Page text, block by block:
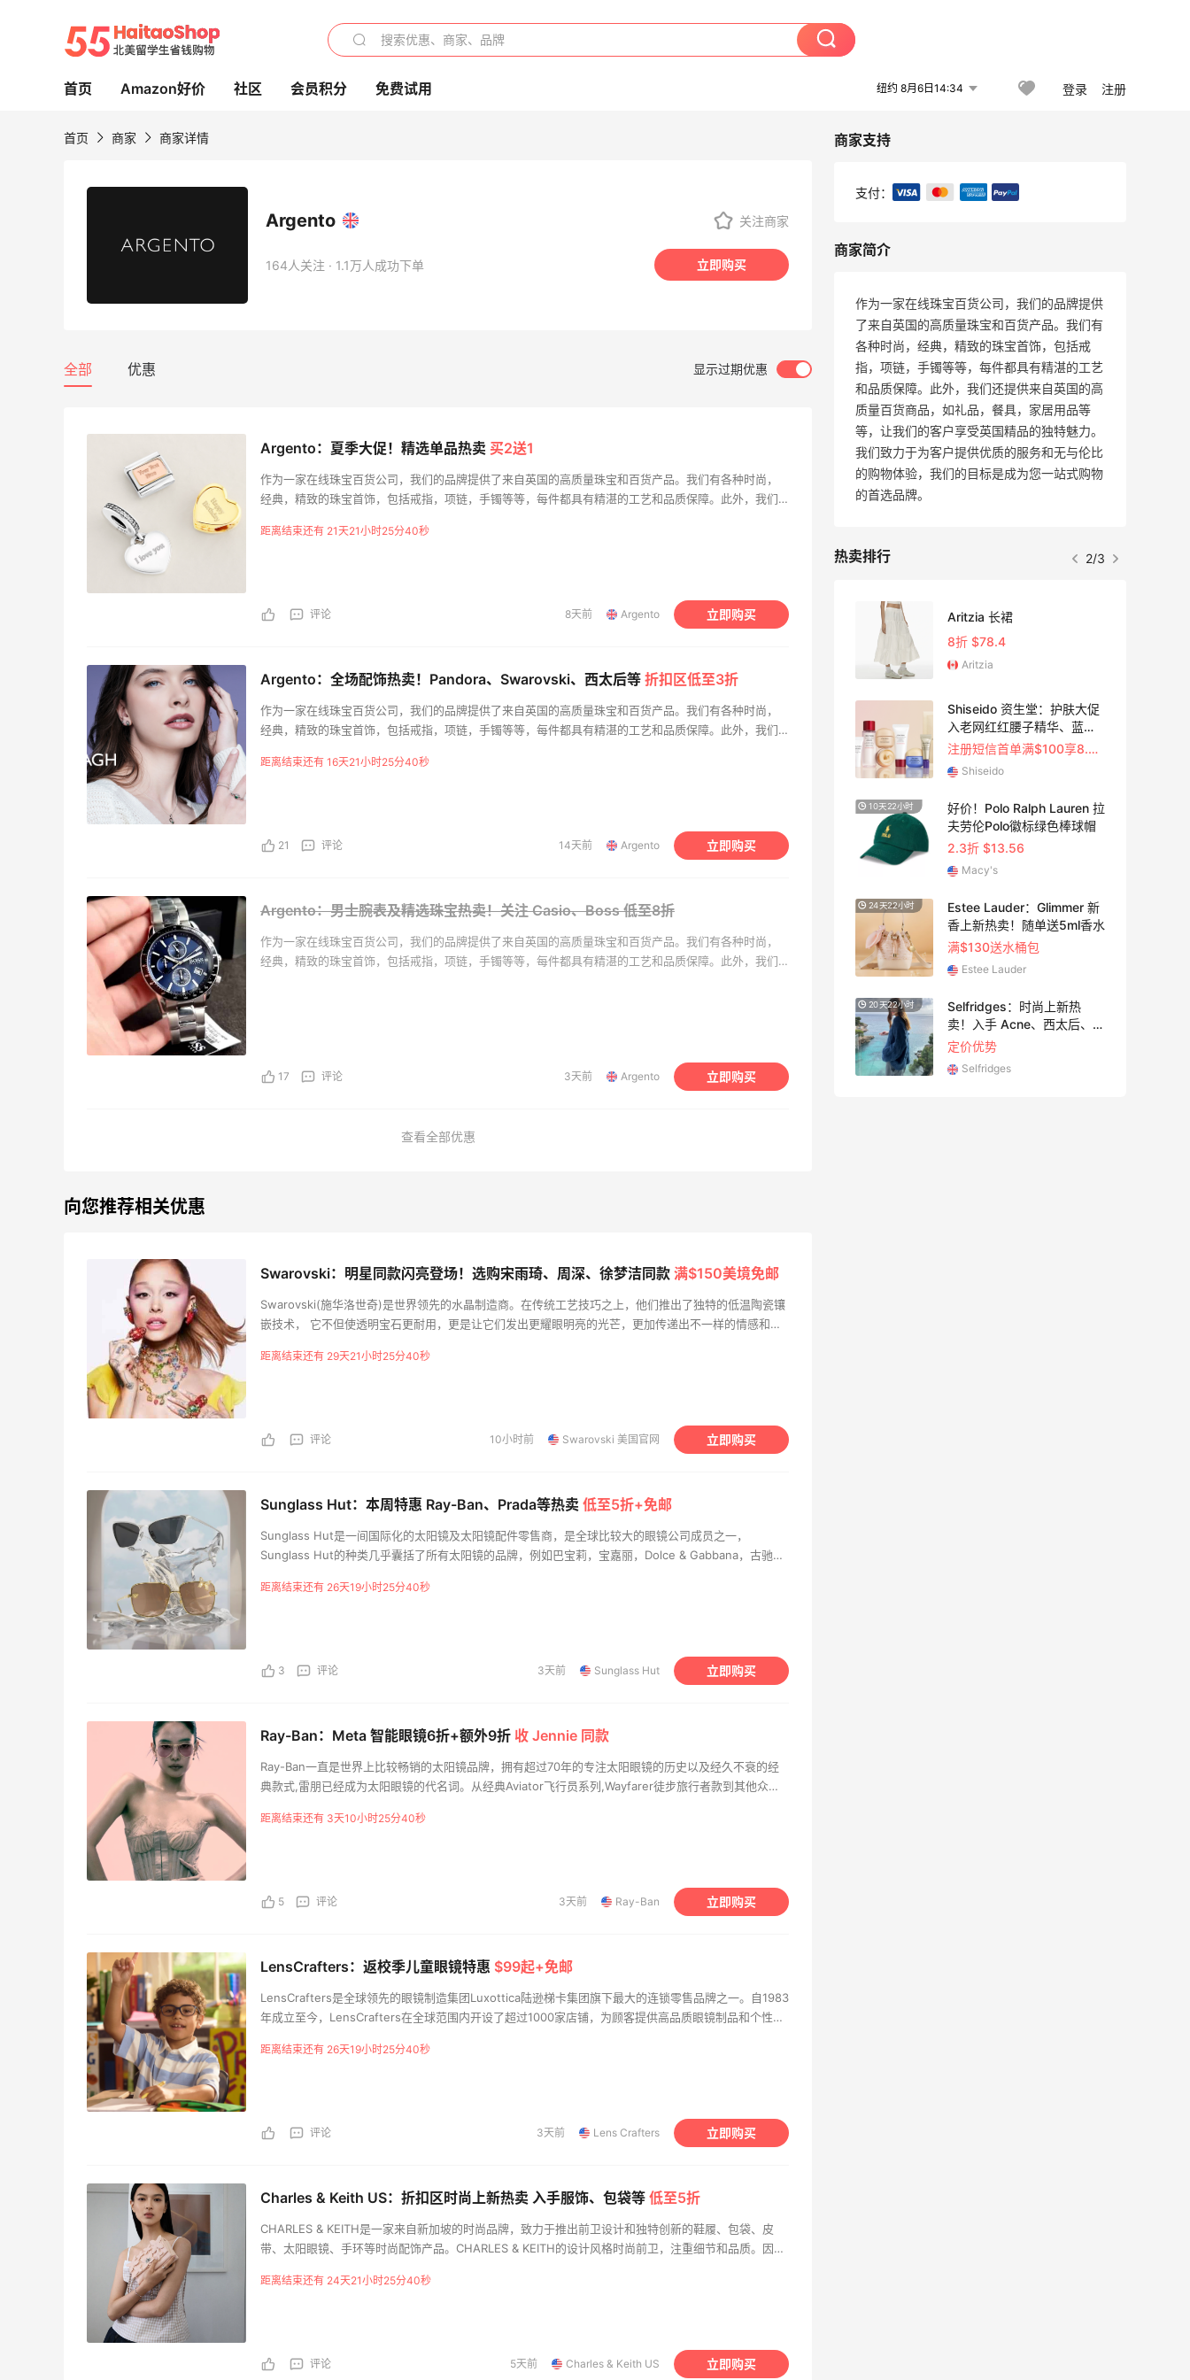
首页 Amazon好价 社区 会员积分 免费试用 纽约 8月6日14:34 登录 注册
首页 商家 商家详情
Argento 关注商家
164人关注 · 1.1万人成功下单 立即购买
全部 优惠 显示过期优惠
Argento：夏季大促！精选单品热卖 买2送1
作为一家在线珠宝百货公司，我们的品牌提供了来自英国的高质量珠宝和百货产品。我们有各种时尚，
经典，精致的珠宝首饰，包括戒指，项链，手镯等等，每件都具有精湛的工艺和品质保障。此外，我们
魅力。我们致力于为客户提供优质的服务和无与伦比的购物体验，我们的目标是成为您一站式购物的首
距离结束还有 21天21小时25分39秒
评论 8天前 Argento 立即购买
Argento：全场配饰热卖！Pandora、Swarovski、西太后等 折扣区低至3折
作为一家在线珠宝百货公司，我们的品牌提供了来自英国的高质量珠宝和百货产品。我们有各种时尚，
经典，精致的珠宝首饰，包括戒指，项链，手镯等等，每件都具有精湛的工艺和品质保障。此外，我们
魅力。我们致力于为客户提供优质的服务和无与伦比的购物体验，我们的目标是成为您一站式购物的首
距离结束还有 16天21小时25分39秒
21 评论 14天前 Argento 立即购买
Argento：男士腕表及精选珠宝热卖！关注 Casio、Boss低至8折
作为一家在线珠宝百货公司，我们的品牌提供了来自英国的高质量珠宝和百货产品。我们有各种时尚，
经典，精致的珠宝首饰，包括戒指，项链，手镯等等，每件都具有精湛的工艺和品质保障。此外，我们
17 评论 3天前 Argento 立即购买
查看全部优惠
向您推荐相关优惠
Swarovski：明星同款闪亮登场！选购宋雨琦、周深、徐梦洁同款 满$150美境免邮
Swarovski(施华洛世奇)是世界领先的水晶制造商。在传统工艺技巧之上，他们推出了独特的低温陶瓷镶
嵌技术， 它不但使透明宝石更耐用，更是让它们发出更耀眼明亮的光芒，更加传递出不一样的情感和爱
列。这些首饰线条简洁，造型典雅，结合了时尚与现代元素，不仅适合每位热爱时尚的女性，还可成为
距离结束还有 29天21小时25分39秒
评论 10小时前 Swarovski 美国官网 立即购买
Sunglass Hut：本周特惠 Ray-Ban、Prada等热卖 低至5折+免邮
Sunglass Hut是一间国际化的太阳镜及太阳镜配件零售商，是全球比较大的眼镜公司成员之一，
Sunglass Hut的种类几乎囊括了所有太阳镜的品牌，例如巴宝莉，宝嘉丽，Dolce & Gabbana，古驰，
距离结束还有 26天19小时25分39秒
3 评论 3天前 Sunglass Hut 立即购买
Ray-Ban：Meta 智能眼镜6折+额外9折 收 Jennie 同款
Ray-Ban一直是世界上比较畅销的太阳镜品牌，拥有超过70年的专注太阳眼镜的历史以及经久不衰的经
典款式,雷朋已经成为太阳眼镜的代名词。从经典Aviator飞行员系列,Wayfarer徒步旅行者款到其他众多
距离结束还有 3天10小时25分39秒
5 评论 3天前 Ray-Ban 立即购买
LensCrafters：返校季儿童眼镜特惠 $99起+免邮
LensCrafters是全球领先的眼镜制造集团Luxottica陆逊梯卡集团旗下最大的连锁零售品牌之一。自1983
年成立至今，LensCrafters在全球范围内开设了超过1000家店铺，为顾客提供高品质眼镜制品和个性化
的设计和口味，满足不同年龄和风格的消费者需求。我们致力于为顾客提供最优质的视力保健服务，以
距离结束还有 26天19小时25分39秒
评论 3天前 Lens Crafters 立即购买
Charles & Keith US：折扣区时尚上新热卖 入手服饰、包袋等 低至5折
CHARLES & KEITH是一家来自新加坡的时尚品牌，致力于推出前卫设计和独特创新的鞋履、包袋、皮
带、太阳眼镜、手环等时尚配饰产品。CHARLES & KEITH的设计风格时尚前卫，注重细节和品质。因其
的产品覆盖面广泛，定位中高端市场。除了小CK（中国外文缩写，意为“小卡文克莱”）常见的鞋履、包
中国市场占有非常重要的地位。CHARLES & KEITH非常注重与中国本土市场的结合，特别是在产品设计
距离结束还有 24天21小时25分39秒
评论 5天前 Charles & Keith US 立即购买
商家支持
支付：
商家简介
作为一家在线珠宝百货公司，我们的品牌提供
了来自英国的高质量珠宝和百货产品。我们有
各种时尚，经典，精致的珠宝首饰，包括戒
指，项链，手镯等等，每件都具有精湛的工艺
和品质保障。此外，我们还提供来自英国的高
质量百货商品，如礼品，餐具，家居用品等
等，让我们的客户享受英国精品的独特魅力。
我们致力于为客户提供优质的服务和无与伦比
的购物体验，我们的目标是成为您一站式购物
的首选品牌。
热卖排行 2/3
5天23小时
限US站！iHerb：全场大
促！满$60享8.5折
iHerb
25天13小时
Saks Fifth Avenue：设计师
衣$51
低至4折+限时额外7.5折
Saks Fifth Avenue
e.l.f. Cosmetics：平价彩妆
热卖 入腮红棒、妆前乳等
e.l.f. cosmetics
3天11小时
Milwaukee M12电动打胶工
具特惠
的宝藏
多款到手价仅个位数
Joseph Joseph US：烤盘
低至$15 满额免邮
Joseph Joseph US
BOGNER
Aritzia 长裙
8折 $78.4
Aritzia
Shiseido 资生堂：护肤大促
入老网红红腰子精华、蓝胖
子防晒
注册短信首单满$100享8.5折
Shiseido
10天22小时
好价！Polo Ralph Lauren 拉
夫劳伦Polo徽标绿色棒球帽
2.3折 $13.56
Macy's
24天22小时
Estee Lauder：Glimmer 新
香上新热卖！随单送5ml香水
满$130送水桶包
Estee Lauder
20天22小时
Selfridges：时尚上新热
卖！入手 Acne、西太后、
House of CB 等
定价优势
Selfridges